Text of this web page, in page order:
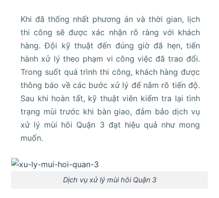
Khi đã thống nhất phương án và thời gian, lịch
thi công sẽ được xác nhận rõ ràng với khách
hàng. Đội kỹ thuật đến đúng giờ đã hẹn, tiến
hành xử lý theo phạm vi công việc đã trao đổi.
Trong suốt quá trình thi công, khách hàng được
thông báo về các bước xử lý để nắm rõ tiến độ.
Sau khi hoàn tất, kỹ thuật viên kiểm tra lại tình
trạng mùi trước khi bàn giao, đảm bảo dịch vụ
xử lý mùi hôi Quận 3 đạt hiệu quả như mong
muốn.
Dịch vụ xử lý mùi hôi Quận 3